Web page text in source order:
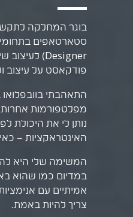
בוגר המחלקה
פודקאסט על עיצוב
מפלטפורמות אחרות
נותן לי את היכולת
האינטראקציות –
המשימה שלי היא
במדיום כמו שהוא
אמיתיים עם
צריך להיות באמת.